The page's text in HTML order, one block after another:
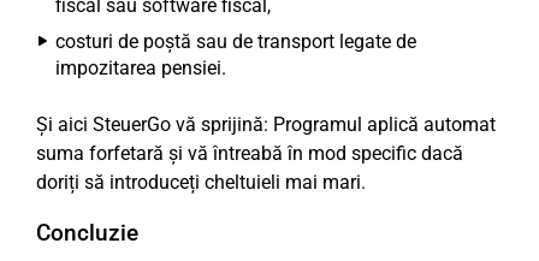
fiscal sau software fiscal,
costuri de poștă sau de transport legate de
impozitarea pensiei.
Și aici SteuerGo vă sprijină: Programul aplică automat
suma forfetară și vă întreabă în mod specific dacă
doriți să introduceți cheltuieli mai mari.
Concluzie